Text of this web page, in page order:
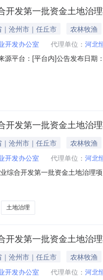
开发第一批资金土地治
沧州市｜任丘市
农林牧渔
开发办公室 代理单位： 河北
源平台：[平台内]公告发布日期
地区：沧州市-任丘市-->招标
开发第一批资金土地治
沧州市｜任丘市 农林牧渔
开发办公室 代理单位： 河北
综合开发第一批资金土地治理
北省实施中华人民共和国招标
地治理项目2
土地治理
开发第一批资金土地治
沧州市｜任丘市
农林牧渔
开发办公室 代理单位： 河北